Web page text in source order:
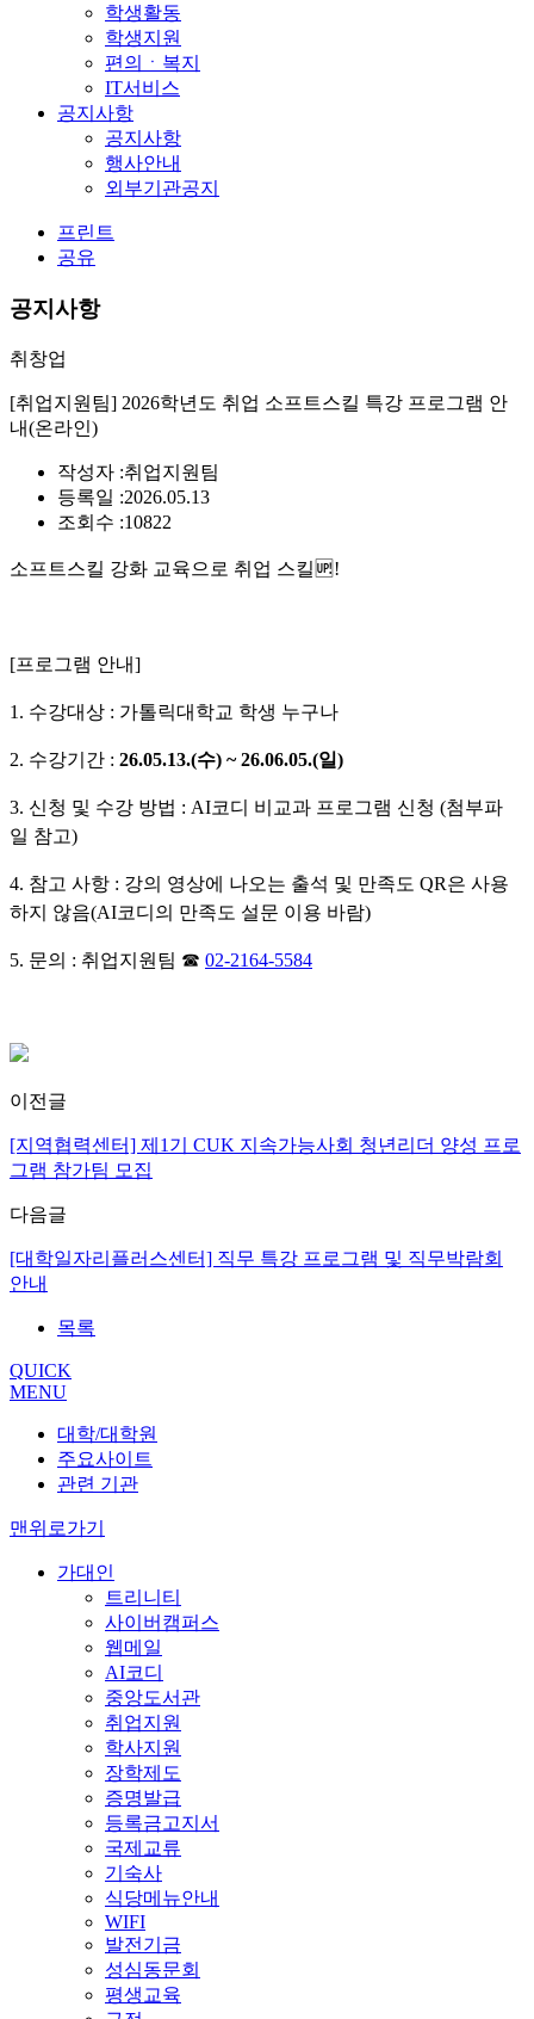
학생활동
학생지원
편의ㆍ복지
IT서비스
공지사항
공지사항
행사안내
외부기관공지
프린트
공유
공지사항
취창업
[취업지원팀] 2026학년도 취업 소프트스킬 특강 프로그램 안
내(온라인)
작성자 :취업지원팀
등록일 :2026.05.13
조회수 :10822
소프트스킬 강화 교육으로 취업 스킬🆙!
[프로그램 안내]
1. 수강대상 : 가톨릭대학교 학생 누구나
2. 수강기간 : 26.05.13.(수) ~ 26.06.05.(일)
3. 신청 및 수강 방법 : AI코디 비교과 프로그램 신청 (첨부파
일 참고)
4. 참고 사항 : 강의 영상에 나오는 출석 및 만족도 QR은 사용
하지 않음(AI코디의 만족도 설문 이용 바람)
5. 문의 : 취업지원팀 ☎ 02-2164-5584
이전글
[지역협력센터] 제1기 CUK 지속가능사회 청년리더 양성 프로
그램 참가팀 모집
다음글
[대학일자리플러스센터] 직무 특강 프로그램 및 직무박람회
안내
목록
QUICK
MENU
대학/대학원
주요사이트
관련 기관
맨위로가기
가대인
트리니티
사이버캠퍼스
웹메일
AI코디
중앙도서관
취업지원
학사지원
장학제도
증명발급
등록금고지서
국제교류
기숙사
식당메뉴안내
WIFI
발전기금
성심동문회
평생교육